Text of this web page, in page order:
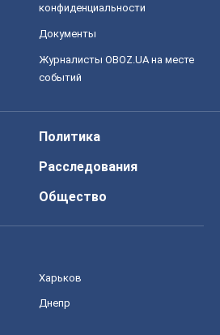
конфиденциальности
Документы
Журналисты OBOZ.UA на месте
событий
Политика
Расследования
Общество
Харьков
Днепр